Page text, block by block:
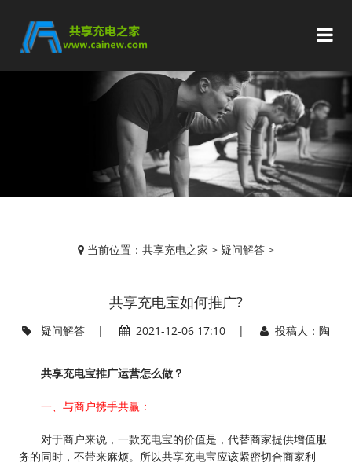
当前位置： 共享充电之家 > 疑问解答>
共享充电宝如何推广?
疑问解答| 2021-12-06 17:10 | 投稿人：陶
共享充电宝推广运营怎么做？
一、与商户携手共赢：
对于商户来说，一款充电宝的价值是，代替商家提供增值服
务的同时，不带来麻烦。所以共享充电宝应该紧密切合商家利